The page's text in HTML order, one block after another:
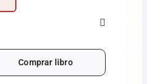
Comprar libro